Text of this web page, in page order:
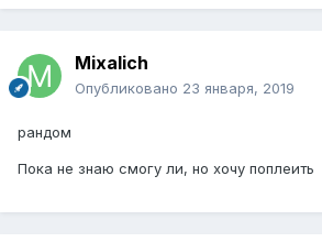
Mixalich
Опубликовано 23 января, 2019
рандом
Пока не знаю смогу ли, но хочу поплеить